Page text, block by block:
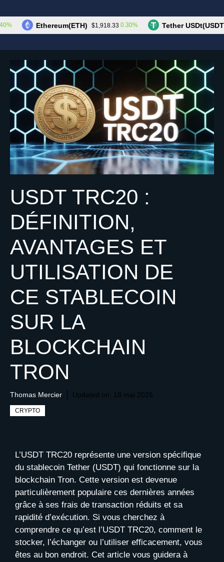
au
contenuLes Cryptos Menu
USDT TRC20 :
DÉFINITION,
AVANTAGES ET
UTILISATION DE
CE STABLECOIN
SUR LA
BLOCKCHAIN
TRON
Thomas Mercier Updated on: 18 mai 2025
CRYPTO
L’USDT TRC20 représente une version spécifique
du stablecoin Tether (USDT) qui fonctionne sur la
blockchain Tron. Cette version est devenue
particulièrement populaire ces dernières années
grâce à ses frais de transaction réduits et sa
rapidité d’exécution. Si vous cherchez à
comprendre ce qu’est l’USDT TRC20, comment le
stocker, l’échanger ou l’utiliser efficacement, vous
êtes au bon endroit. Cet article vous guidera à
Ethereum(ETH) $1,918.33 0.30% Tether USDt(USDT)